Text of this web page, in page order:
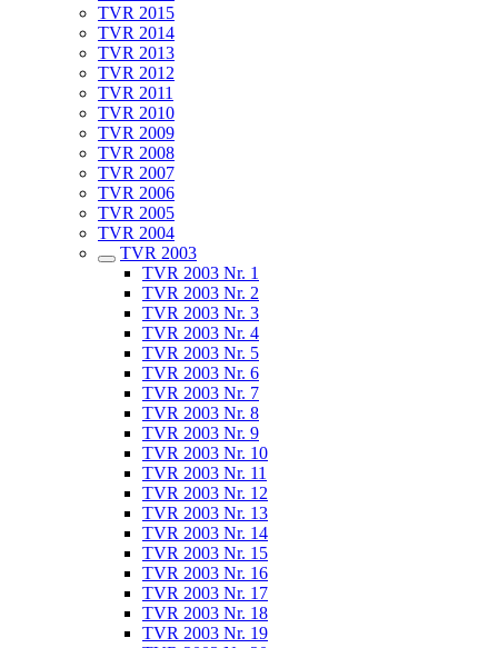
TVR 2015
TVR 2014
TVR 2013
TVR 2012
TVR 2011
TVR 2010
TVR 2009
TVR 2008
TVR 2007
TVR 2006
TVR 2005
TVR 2004
TVR 2003
TVR 2003 Nr. 1
TVR 2003 Nr. 2
TVR 2003 Nr. 3
TVR 2003 Nr. 4
TVR 2003 Nr. 5
TVR 2003 Nr. 6
TVR 2003 Nr. 7
TVR 2003 Nr. 8
TVR 2003 Nr. 9
TVR 2003 Nr. 10
TVR 2003 Nr. 11
TVR 2003 Nr. 12
TVR 2003 Nr. 13
TVR 2003 Nr. 14
TVR 2003 Nr. 15
TVR 2003 Nr. 16
TVR 2003 Nr. 17
TVR 2003 Nr. 18
TVR 2003 Nr. 19